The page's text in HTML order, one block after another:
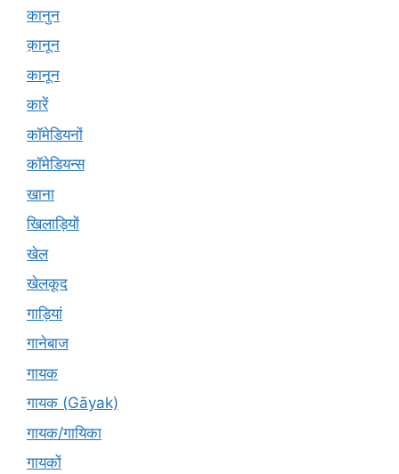
कानुन
क़ानून
कानून
कारें
कॉमेडियनों
कॉमेडियन्स
खाना
खिलाड़ियों
खेल
खेलकूद
गाड़ियां
गानेबाज
गायक
गायक (Gāyak)
गायक/गायिका
गायकों